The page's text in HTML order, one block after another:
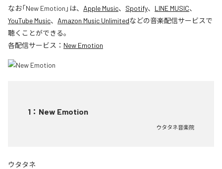
なお「New Emotion 」は、 Apple Music、 Spotify、 LINE MUSIC、
YouTube Music、 Amazon Music Unlimitedなどの音楽配信サービスで
聴くことができる。
各配信サービス： New Emotion
1 ： New Emotion
ウタタネ音楽院
ウタタネ